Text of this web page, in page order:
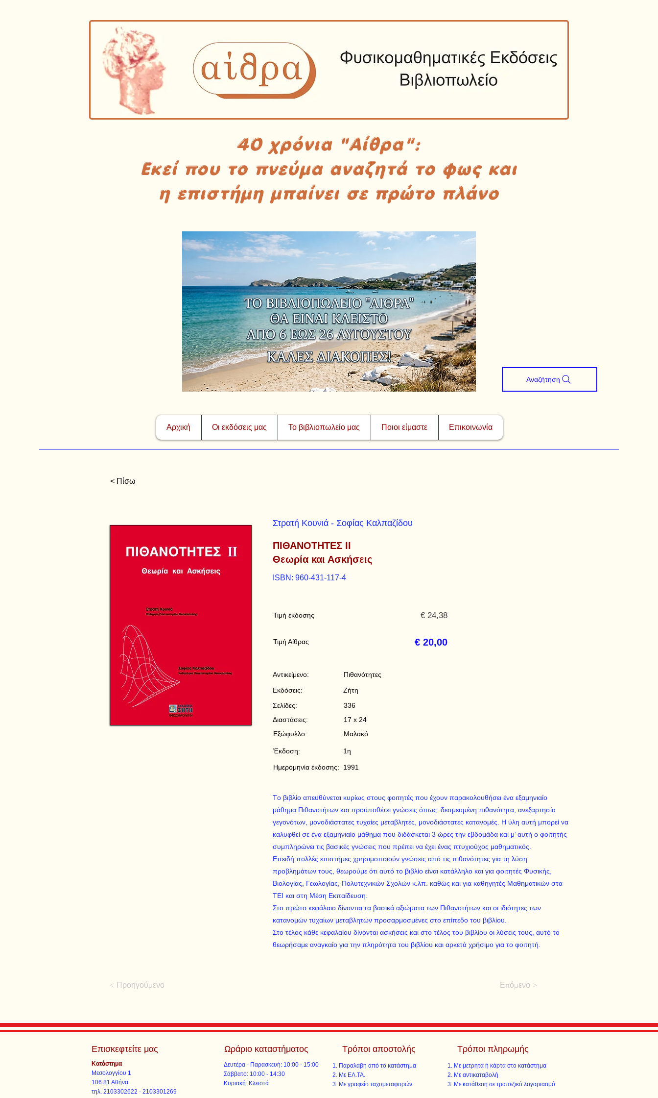
40 χρόνια "Αίθρα":
Εκεί που το πνεύμα αναζητά το φως και
η επιστήμη μπαίνει σε πρώτο πλάνο
Αρχική Οι εκδόσεις μας Το βιβλιοπωλείο μας Ποιοι είμαστε Επικοινωνία
Αναζήτηση
< Πίσω
Στρατή Κουνιά - Σοφίας Καλπαζίδου
ΠΙΘΑΝΟΤΗΤΕΣ ΙΙ
Θεωρία και Ασκήσεις
ISBN: 960-431-117-4
Τιμή έκδοσης
Τιμή Αίθρας
€ 24,38
€ 20,00
Πιθανότητες
Ζήτη
336
17 x 24
Μαλακό
1η
1991
Αντικείμενο:
Εκδόσεις:
Σελίδες:
Διαστάσεις:
Εξώφυλλο:
Έκδοση:
Ημερομηνία έκδοσης:
Tο βιβλίο απευθύνεται κυρίως στους φοιτητές που έχουν παρακολουθήσει ένα εξαμηνιαίο
μάθημα Πιθανοτήτων και προϋποθέτει γνώσεις όπως: δεσμευμένη πιθανότητα, ανεξαρτησία
γεγονότων, μονοδιάστατες τυχαίες μεταβλητές, μονοδιάστατες κατανομές. H ύλη αυτή μπορεί να
καλυφθεί σε ένα εξαμηνιαίο μάθημα που διδάσκεται 3 ώρες την εβδομάδα και μ’ αυτή ο φοιτητής
συμπληρώνει τις βασικές γνώσεις που πρέπει να έχει ένας πτυχιούχος μαθηματικός.
Eπειδή πολλές επιστήμες χρησιμοποιούν γνώσεις από τις πιθανότητες για τη λύση
προβλημάτων τους, θεωρούμε ότι αυτό το βιβλίο είναι κατάλληλο και για φοιτητές Φυσικής,
Bιολογίας, Γεωλογίας, Πολυτεχνικών Σχολών κ.λπ. καθώς και για καθηγητές Mαθηματικών στα
TEI και στη Mέση Eκπαίδευση.
Στο πρώτο κεφάλαιο δίνονται τα βασικά αξιώματα των Πιθανοτήτων και οι ιδιότητες των
κατανομών τυχαίων μεταβλητών προσαρμοσμένες στο επίπεδο του βιβλίου.
Στο τέλος κάθε κεφαλαίου δίνονται ασκήσεις και στο τέλος του βιβλίου οι λύσεις τους, αυτό το
θεωρήσαμε αναγκαίο για την πληρότητα του βιβλίου και αρκετά χρήσιμο για το φοιτητή.
< Προηγούμενο Επόμενο >
Επισκεφτείτε μας
Κατάστημα
Μεσολογγίου 1
106 81 Αθήνα
τηλ. 2103302622 - 2103301269
Ωράριο καταστήματος
Δευτέρα - Παρασκευή: 10:00 - 15:00
​​Σάββατο: 10:00 - 14:30
​Κυριακή: Κλειστά
Τρόποι αποστολής
Παραλαβή από το κατάστημα
Με ΕΛ.ΤΑ.​​
Με γραφείο ταχυμεταφορών​
Τρόποι πληρωμής
Με μετρητά ή κάρτα στο κατάστημα
Με αντικαταβολή
Με κατάθεση σε τραπεζικό λογαριασμό